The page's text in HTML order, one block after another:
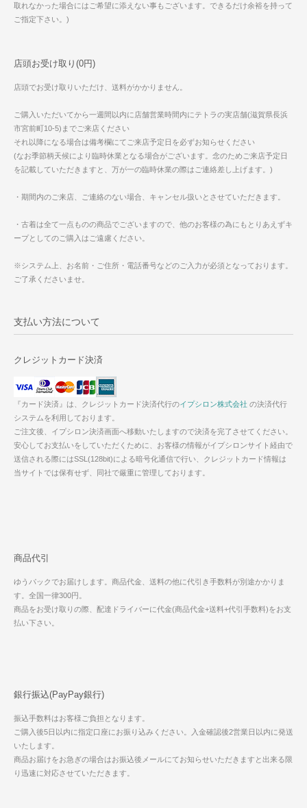
取れなかった場合にはご希望に添えない事もございます。できるだけ余裕を持って
ご指定下さい。)
店頭お受け取り(0円)
店頭でお受け取りいただけ、送料がかかりません。
ご購入いただいてから一週間以内に店舗営業時間内にテトラの実店舗(滋賀県長浜
市宮前町10-5)までご来店ください
それ以降になる場合は備考欄にてご来店予定日を必ずお知らせください
(なお季節柄天候により臨時休業となる場合がございます。念のためご来店予定日
を記載していただきますと、万が一の臨時休業の際はご連絡差し上げます。)
・期間内のご来店、ご連絡のない場合、キャンセル扱いとさせていただきます。
・古着は全て一点ものの商品でございますので、他のお客様の為にもとりあえずキ
ープとしてのご購入はご遠慮ください。
※システム上、お名前・ご住所・電話番号などのご入力が必須となっております。
ご了承くださいませ。
支払い方法について
クレジットカード決済
『カード決済』は、クレジットカード決済代行のイプシロン株式会社 の決済代行
システムを利用しております。
ご注文後、イプシロン決済画面へ移動いたしますので決済を完了させてください。
安心してお支払いをしていただくために、お客様の情報がイプシロンサイト経由で
送信される際にはSSL(128bit)による暗号化通信で行い、クレジットカード情報は
当サイトでは保有せず、同社で厳重に管理しております。
商品代引
ゆうパックでお届けします。商品代金、送料の他に代引き手数料が別途かかりま
す。全国一律300円。
商品をお受け取りの際、配達ドライバーに代金(商品代金+送料+代引手数料)をお支
払い下さい。
銀行振込(PayPay銀行)
振込手数料はお客様ご負担となります。
ご購入後5日以内に指定口座にお振り込みください。入金確認後2営業日以内に発送
いたします。
商品お届けをお急ぎの場合はお振込後メールにてお知らせいただきますと出来る限
り迅速に対応させていただきます。